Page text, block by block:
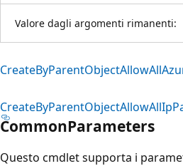
Valore dagli argomenti rimanenti:
CreateByParentObjectAllowAll
CreateByParentObjectAllowAll
CommonParameters
Questo cmdlet supporta i